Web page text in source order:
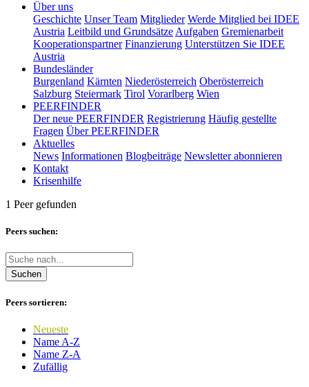
Über uns
Geschichte Unser Team Mitglieder Werde Mitglied bei IDEE
Austria Leitbild und Grundsätze Aufgaben Gremienarbeit
Kooperationspartner Finanzierung Unterstützen Sie IDEE
Austria
Bundesländer
Burgenland Kärnten Niederösterreich Oberösterreich
Salzburg Steiermark Tirol Vorarlberg Wien
PEERFINDER
Der neue PEERFINDER Registrierung Häufig gestellte
Fragen Über PEERFINDER
Aktuelles
News Informationen Blogbeiträge Newsletter abonnieren
Kontakt
Krisenhilfe
1 Peer gefunden
Peers suchen:
Suchen
Peers sortieren:
Neueste
Name A-Z
Name Z-A
Zufällig